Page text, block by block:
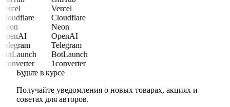
Vercel
Cloudflare
Neon
OpenAI
Telegram
BotLaunch
1converter
Vercel
Cloudflare
Neon
OpenAI
Telegram
BotLaunch
1converter
Будьте в курсе
Получайте уведомления о новых товарах, акциях и
советах для авторов.